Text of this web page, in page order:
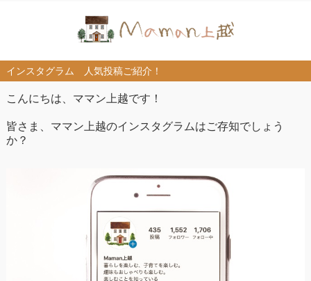
インスタグラム 人気投稿ご紹介！
こんにちは、ママン上越です！
皆さま、ママン上越のインスタグラムはご存知でしょう
か？